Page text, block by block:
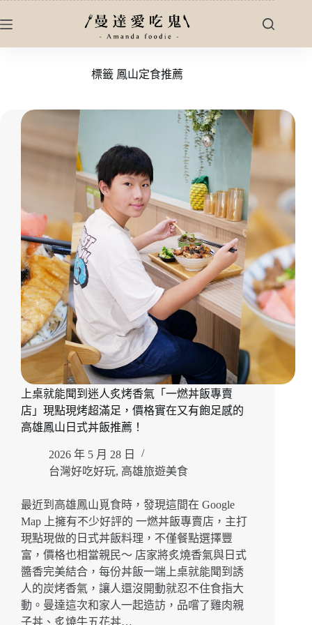
至
標籤 鳳山定食推薦
上桌就能聞到迷人炙烤香氣「一燃丼飯專賣
店」現點現烤超滿足，價格實在又有飽足感的
高雄鳳山日式丼飯推薦！
2026 年 5 月 28 日
台灣好吃好玩, 高雄旅遊美食
最近到高雄鳳山覓食時，發現這間在 Google
Map 上擁有不少好評的 一燃丼飯專賣店，主打
現點現做的日式丼飯料理，不僅餐點選擇豐
富，價格也相當親民～ 店家將炙燒香氣與日式
醬香完美結合，每份丼飯一端上桌就能聞到誘
人的炭烤香氣，讓人還沒開動就忍不住食指大
動。曼達這次和家人一起造訪，品嚐了雞肉親
子丼、炙燒牛五花丼…